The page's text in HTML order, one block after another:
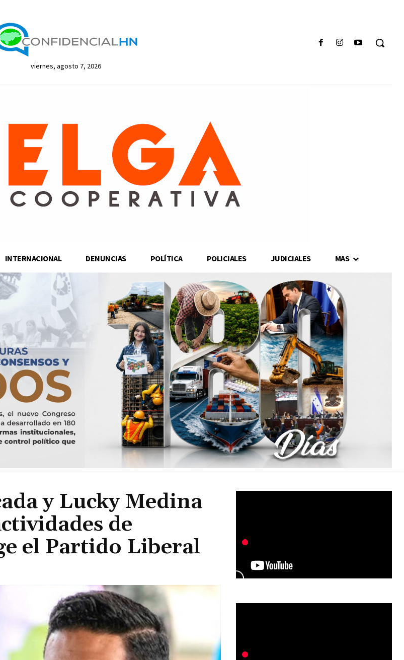
viernes, agosto 7, 2026
INTERNACIONAL DENUNCIAS POLÍTICA POLICIALES JUDICIALES MAS
y Lucky Medina
de
el Partido Liberal